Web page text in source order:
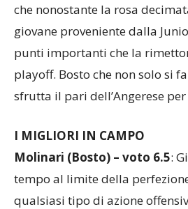
che nonostante la rosa
giovane proveniente dalla
punti importanti che la
playoff. Bosto che non solo si
sfrutta il pari dell’Angerese
I MIGLIORI IN CAMPO
Molinari (Bosto) – voto 6.5:
tempo al limite della
qualsiasi tipo di azione